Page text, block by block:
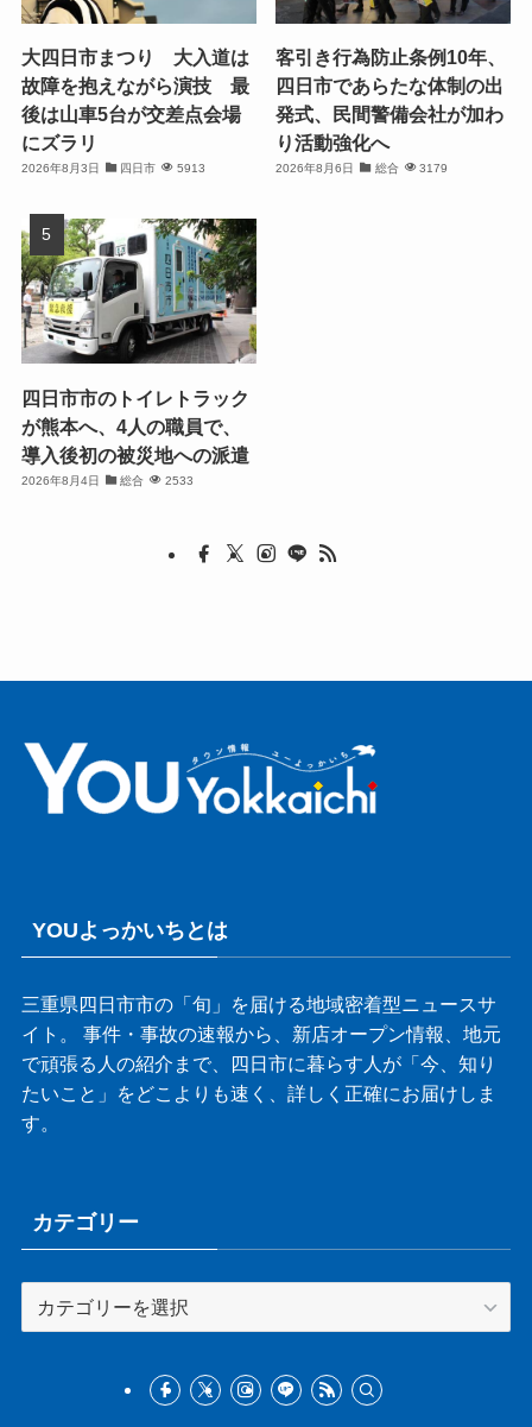
大四日市まつり 大入道は
故障を抱えながら演技 最
後は山車5台が交差点会場
にズラリ
2026年8月3日 四日市 5913
客引き行為防止条例10年、
四日市であらたな体制の出
発式、民間警備会社が加わ
り活動強化へ
2026年8月6日 総合 3179
四日市市のトイレトラック
が熊本へ、4人の職員で、
導入後初の被災地への派遣
2026年8月4日 総合 2533
YOUよっかいちとは
三重県四日市市の「旬」を届ける地域密着型ニュースサ
イト。 事件・事故の速報から、新店オープン情報、地元
で頑張る人の紹介まで、四日市に暮らす人が「今、知り
たいこと」をどこよりも速く、詳しく正確にお届けしま
す。
カテゴリー
テ